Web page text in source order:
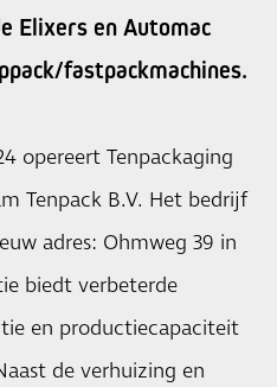
Elixers en Automac
fastpackmachines.
opereert Tenpackaging
Tenpack B.V. Het bedrijf
adres: Ohmweg 39 in
biedt verbeterde
en productiecapaciteit
de verhuizing en